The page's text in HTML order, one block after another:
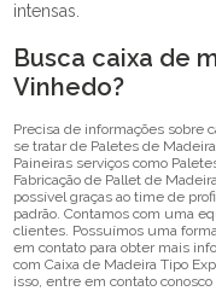
intensas.
Busca caixa de
Vinhedo?
Precisa de informações sobre
se tratar de Paletes de
Paineiras serviços como
Fabricação de Pallet de
possível graças ao time de
padrão. Contamos com uma
clientes. Possuímos uma
em contato para obter mais
com Caixa de Madeira Tipo
isso, entre em contato